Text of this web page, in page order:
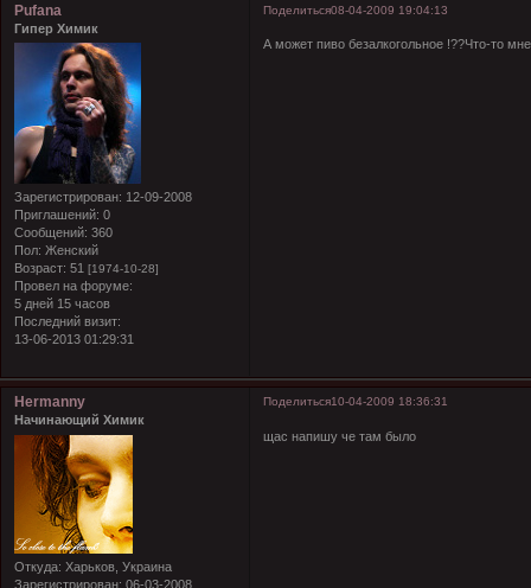
Поделиться08-04-2009 19:04:13
Pufana
Гипер Химик
Зарегистрирован: 12-09-2008
Приглашений: 0
Сообщений: 360
Пол: Женский
Возраст: 51 [1974-10-28]
Провел на форуме:
5 дней 15 часов
Последний визит:
13-06-2013 01:29:31
А может пиво безалкогольное !??Что-то
Поделиться10-04-2009 18:36:31
Hermanny
Начинающий Химик
Откуда: Харьков, Украина
Зарегистрирован: 06-03-2008
щас напишу че там было